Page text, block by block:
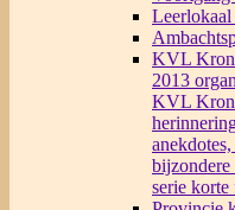
KVL
2013
KVL
bijzondere
serie korte